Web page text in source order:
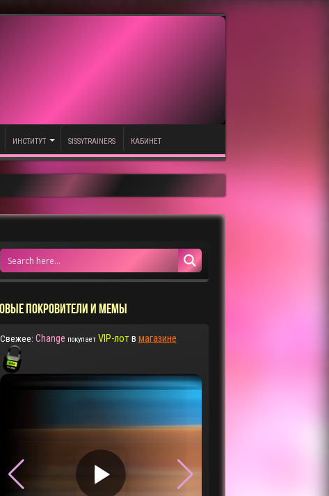
ИНСТИТУТ SISSYTRAINERS КАБИНЕТ
ПОКРОВИТЕЛИ И МЕМЫ
Свежее: Change покупает VIP-лотв магазине
▶